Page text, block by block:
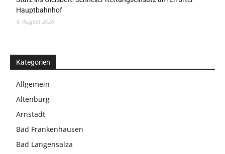
Hauptbahnhof
6. August 2026
Kategorien
Allgemein
Altenburg
Arnstadt
Bad Frankenhausen
Bad Langensalza